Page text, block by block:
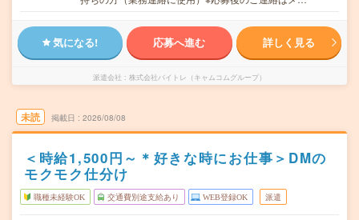
気になる! 応募へ進む 詳しく見る
派遣会社 株式会社バイトレ（キャムコムグループ）
未読 掲載日 2026/08/08
＜時給1,500円～＊好きな時にお仕事＞DMの
モクモク仕分け
職種未経験OK 交通費別途支給あり WEB登録OK 派遣